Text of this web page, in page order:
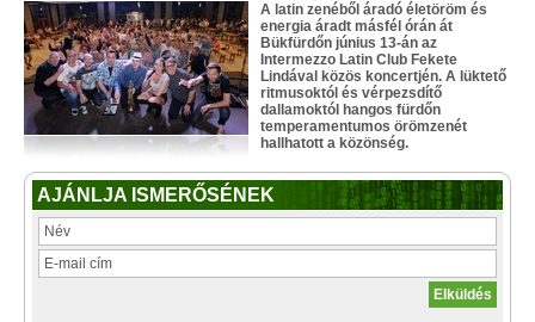
A latin zenéből áradó életöröm és
energia áradt másfél órán át
Bükfürdőn június 13-án az
Intermezzo Latin Club Fekete
Lindával közös koncertjén. A lüktető
ritmusoktól és vérpezsdítő
dallamoktól hangos fürdőn
temperamentumos örömzenét
hallhatott a közönség.
AJÁNLJA ISMERŐSÉNEK